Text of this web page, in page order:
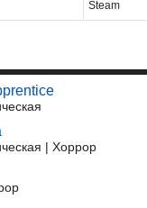
Steam
| Хоррор